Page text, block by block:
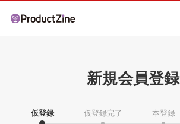
新規会員登録
仮登録 仮登録完了 本登録